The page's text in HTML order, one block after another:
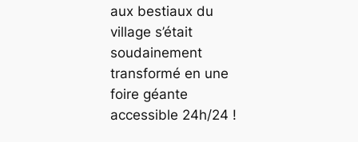
aux bestiaux du
village s’était
soudainement
transformé en une
foire géante
accessible 24h/24 !